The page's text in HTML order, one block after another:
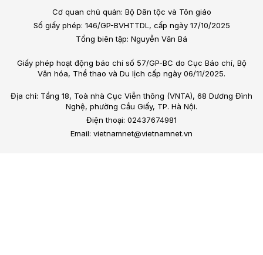
Cơ quan chủ quản: Bộ Dân tộc và Tôn giáo
Số giấy phép: 146/GP-BVHTTDL, cấp ngày 17/10/2025
Tổng biên tập: Nguyễn Văn Bá
Giấy phép hoạt động báo chí số 57/GP-BC do Cục Báo chí, Bộ
Văn hóa, Thể thao và Du lịch cấp ngày 06/11/2025.
Địa chỉ: Tầng 18, Toà nhà Cục Viễn thông (VNTA), 68 Dương Đình
Nghệ, phường Cầu Giấy, TP. Hà Nội.
Điện thoại: 02437674981
Email: vietnamnet@vietnamnet.vn